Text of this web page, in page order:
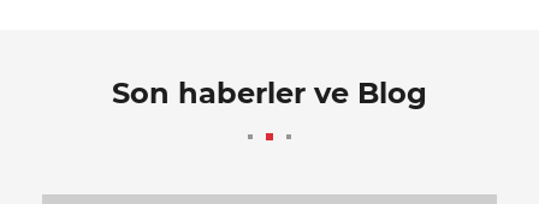
Son haberler ve Blog